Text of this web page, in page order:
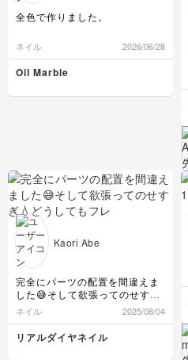
全色で作りました。
ネイル 2026/06/28
Oil Marble
Kaori Abe
完全にパーツの配置を間違えま
した😅そして欲張ってのせすぎ
💧どうしてもフレンチにのせた
くて…色々渋滞です💧のせてい
る時、パーツの乱反射で訳がわ
からなくなってしまいまし
ネイル 2025/08/04
リアルダイヤネイル